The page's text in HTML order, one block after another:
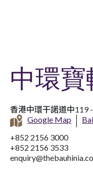
中環
香港中環干諾道中119
Google Map
+852 2156 3000
+852 2156 3533